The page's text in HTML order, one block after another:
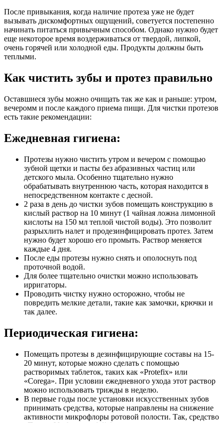
После привыкания, когда наличие протеза уже не будет
вызывать дискомфортных ощущений, советуется постепенно
начинать питаться привычным способом. Однако нужно будет
еще некоторое время воздерживаться от твердой, липкой,
очень горячей или холодной еды. Продукты должны быть
теплыми.
Как чистить зубы и протез правильно
Оставшиеся зубы можно очищать так же как и раньше: утром,
вечеромм и после каждого приема пищи. Для чистки протезов
есть такие рекомендации:
Ежедневная гигиена:
Протезы нужно чистить утром и вечером с помощью
зубной щетки и пасты без абразивных частиц или
детского мыла. Особенно тщательно нужно
обрабатывать внутреннюю часть, которая находится в
непосредственном контакте с десной.
2 раза в день до чистки зубов помещать конструкцию в
кислый раствор на 10 минут (1 чайная ложна лимонной
кислоты на 150 мл теплой чистой воды). Это позволит
разрыхлить налет и продезинфицировать протез. Затем
нужно будет хорошо его промыть. Раствор меняется
каждые 4 дня.
После еды протезы нужно снять и ополоснуть под
проточной водой.
Для более тщательно очистки можно использовать
ирригаторы.
Проводить чистку нужно осторожно, чтобы не
повредить мелкие детали, такие как замочки, крючки и
так далее.
Периодическая гигиена:
Помещать протезы в дезинфицирующие составы на 15-
20 минут, которые можно сделать с помощью
растворимых таблеток, таких как «Protefix» или
«Corega». При условии ежедневного ухода этот раствор
можно использовать трижды в неделю.
В первые годы после установки искусственных зубов
принимать средства, которые направлены на снижение
активности микрофлоры ротовой полости. Так, средство